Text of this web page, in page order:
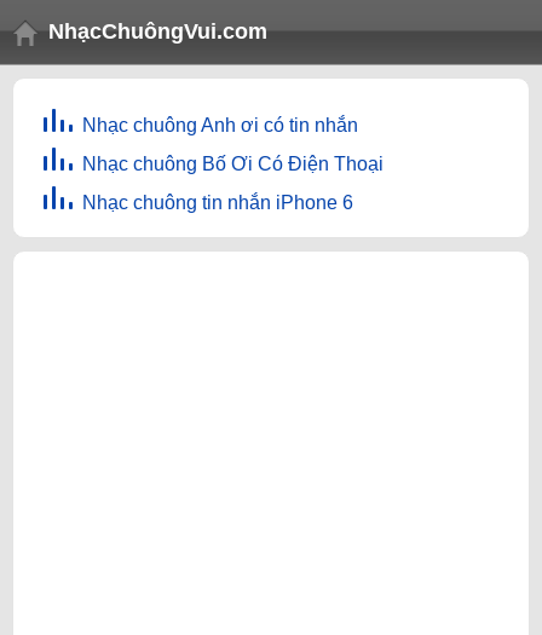
NhạcChuôngVui.com
Nhạc chuông Anh ơi có tin nhắn
Nhạc chuông Bố Ơi Có Điện Thoại
Nhạc chuông tin nhắn iPhone 6